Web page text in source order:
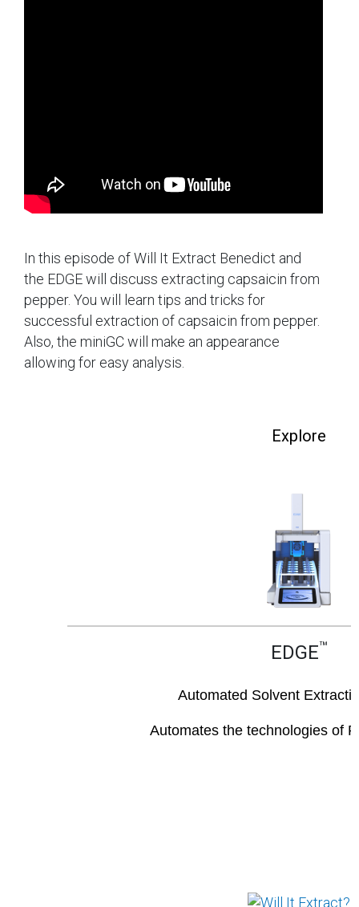
In this episode of Will It Extract Benedict and
the EDGE will discuss extracting capsaicin from
pepper. You will learn tips and tricks for
successful extraction of capsaicin from pepper.
Also, the miniGC will make an appearance
allowing for easy analysis.
Explore
EDGE™
Automated Solvent
Automates the technologies of